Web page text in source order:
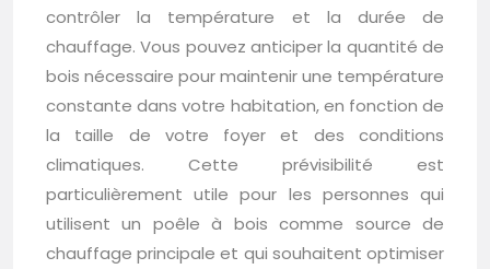
contrôler la température et la durée de
chauffage. Vous pouvez anticiper la quantité de
bois nécessaire pour maintenir une température
constante dans votre habitation, en fonction de
la taille de votre foyer et des conditions
climatiques. Cette prévisibilité est
particulièrement utile pour les personnes qui
utilisent un poêle à bois comme source de
chauffage principale et qui souhaitent optimiser